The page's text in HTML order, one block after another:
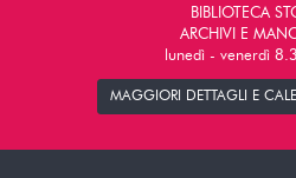
BIBLIOTECA
ARCHIVI E
lunedì - venerdì
MAGGIORI DETTAGLI E